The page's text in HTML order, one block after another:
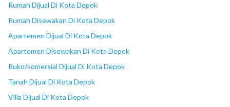
17 The Park Sawangan
Rumah Dijual Di Kota Depok
Rumah Disewakan Di Kota Depok
Apartemen Dijual Di Kota Depok
Apartemen Disewakan Di Kota Depok
Ruko/komersial Dijual Di Kota Depok
Tanah Dijual Di Kota Depok
Villa Dijual Di Kota Depok